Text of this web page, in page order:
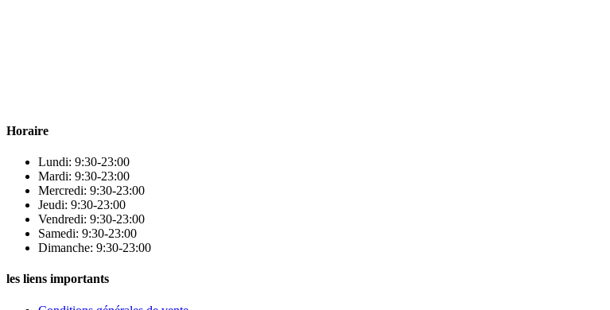
Horaire
Lundi: 9:30-23:00
Mardi: 9:30-23:00
Mercredi: 9:30-23:00
Jeudi: 9:30-23:00
Vendredi: 9:30-23:00
Samedi: 9:30-23:00
Dimanche: 9:30-23:00
les liens importants